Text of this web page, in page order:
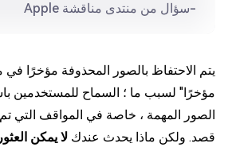
-سؤال من منتدى مناقشة Apple
يتم الاحتفاظ بالصور المحذوفة مؤخرًا في
مؤخرًا" لسبب ما ؛ السماح للمستخدمين
الصور المهمة ، خاصة في المواقف التي
قصد. ولكن ماذا يحدث عندك لا يمكن